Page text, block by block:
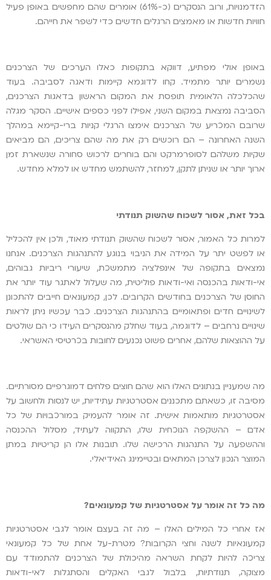
הזדמנויות, ורוב הנסקרים (כ-61%) אומרים שהם מחפשים באופן פעיל
חוויות חדשות או מאמצים הרגלים חדשים כדי לשפר את חייהם.
באופן אולי מפתיע, דווקא בתקופות כאלו הערכים של הצרכנים
נשמרים יותר מתמיד. קחו לדוגמא קיימות ודאגה לסביבה. בעוד
שהכלכלה הלאומית תופסת את המקום הראשון בדאגות הצרכנים,
הסביבה נמצאת במקום השני, אפילו לפני כספים אישיים. הסקר מגלה
שרובם המכריע של הצרכנים אימצו הרגלי קניות ברי-קיימא במהלך
השנה האחרונה – הם רוכשים רק את מה שהם צריכים, הם מביאים
שקיות משלהם לסופרמרקט והם בוחרים לרכוש סחורה שנשארת זמן
ארוך יותר או שניתן לתקן, למחזר, להשתמש מחדש או למלא מחדש.
בכל זאת, אסור לשכוח שהשוק תנודתי
למרות כל האמור, אסור לשכוח שהשוק תנודתי מאוד, ולכן אין להכליל
או לפשט יתר על המידה את הניבוי בנוגע להתנהגות הצרכנים. אנחנו
נמצאים בתקופה של אינפלציה מתמשכת, שיעורי ריביות גבוהים,
אי-ודאות בהכנסה ואי-ודאות פוליטית, מה שעלול לאתגר עוד יותר את
החוסן של הצרכנים בחודשים הקרובים. לכן, קמעונאים חייבים להתכונן
לשינויים חדים ופתאומיים בהתנהגות הצרכנים. כבר עכשיו ניתן לראות
שינויים נרחבים – לדוגמה, בעוד שחלק מהנסקרים העידו כי הם שולטים
על ההוצאות שלהם, אחרים פשוט נכנעים לחובות בכרטיסי האשראי.
מה שמעניין בנתונים האלו הוא שהם חוצים פלחים דמוגרפיים מסורתיים.
מסיבה זו, כשאתם מתכננים אסטרטגיות עתידיות, יש לנסות ולחשוב על
אסטרטגיות מותאמות אישית. זה אומר להעמיק במורכבויות של כל
אדם – ההשקפה הנוכחית שלו, התקווה לעתיד, מסלול ההכנסה
וההשפעה על התנהגות הרכישה שלו. תובנות אלו הן קריטיות במתן
המוצר הנכון לצרכן המתאים ובטיימינג האידיאלי.
מה כל זה אומר על אסטרטגיות של קמעונאים?
אז אחרי כל המילים האלו – מה זה בעצם אומר לגבי אסטרטגיות
קמעונאיות לשנה וחצי הקרובות? מטרת-על אחת של כל קמעונאי
צריכה להיות לקחת השראה מהיכולת של הצרכנים להתמודד עם
מצוקה, תנודתיות, בלבול לגבי האקלים והסתגלות לאי-ודאות